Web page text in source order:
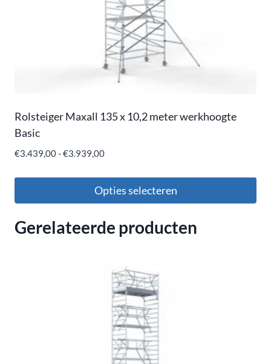
Rolsteiger Maxall 135 x 10,2 meter werkhoogte
Basic
€3.439,00-€3.939,00
Opties selecteren
Gerelateerde producten